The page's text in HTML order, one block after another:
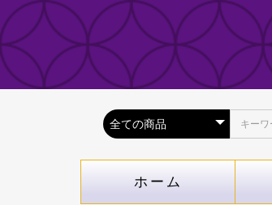
ホーム